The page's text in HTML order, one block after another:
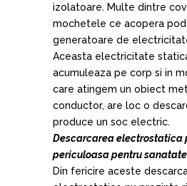
izolatoare. Multe dintre
mochetele ce acopera
generatoare de
Aceasta electricitate
acumuleaza pe corp si in
care atingem un obiect
conductor, are loc o
produce un soc electric.
Descarcarea electrostatica
periculoasa pentru
Din fericire aceste